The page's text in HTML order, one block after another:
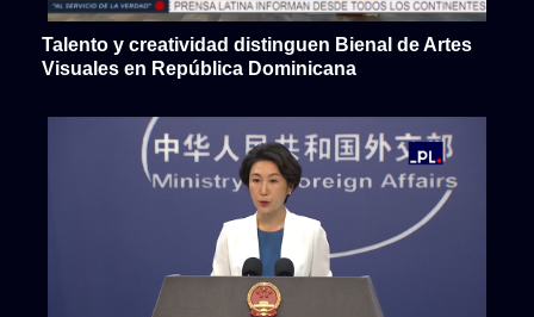
Talento y creatividad distinguen Bienal de Artes
Visuales en República Dominicana